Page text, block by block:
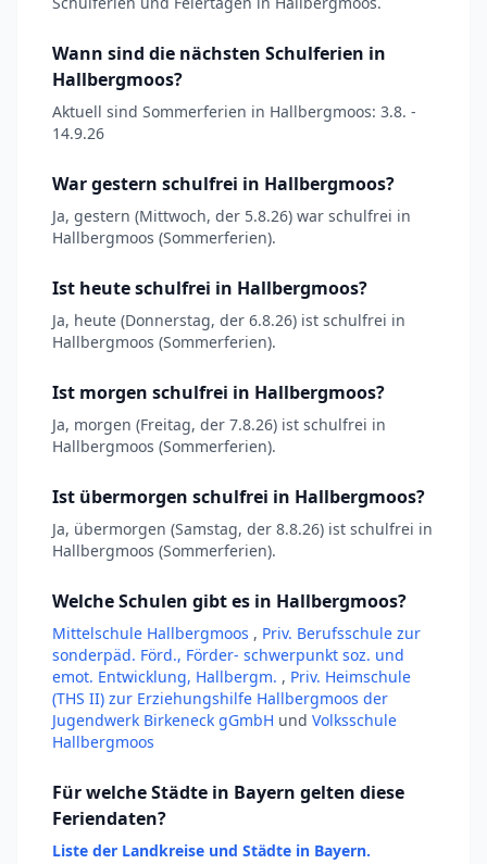
Wann sind die nächsten Schulferien in
Hallbergmoos?
Aktuell sind Sommerferien in Hallbergmoos: 3.8. -
14.9.26
War gestern schulfrei in Hallbergmoos?
Ja, gestern (Mittwoch, der 5.8.26) war schulfrei in
Hallbergmoos (Sommerferien).
Ist heute schulfrei in Hallbergmoos?
Ja, heute (Donnerstag, der 6.8.26) ist schulfrei in
Hallbergmoos (Sommerferien).
Ist morgen schulfrei in Hallbergmoos?
Ja, morgen (Freitag, der 7.8.26) ist schulfrei in
Hallbergmoos (Sommerferien).
Ist übermorgen schulfrei in Hallbergmoos?
Ja, übermorgen (Samstag, der 8.8.26) ist schulfrei in
Hallbergmoos (Sommerferien).
Welche Schulen gibt es in Hallbergmoos?
Mittelschule Hallbergmoos , Priv. Berufsschule zur
sonderpäd. Förd., Förder- schwerpunkt soz. und
emot. Entwicklung, Hallbergm. , Priv. Heimschule
(THS II) zur Erziehungshilfe Hallbergmoos der
Jugendwerk Birkeneck gGmbH und Volksschule
Hallbergmoos
Für welche Städte in Bayern gelten diese
Feriendaten?
Liste der Landkreise und Städte in Bayern.